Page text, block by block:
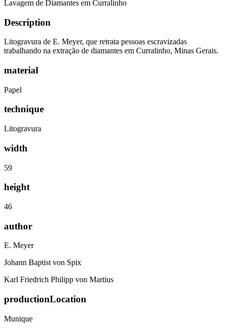
Lavagem de Diamantes em Curralinho
Description
Litogravura de E. Meyer, que retrata pessoas escravizadas
trabalhando na extração de diamantes em Curralinho, Minas Gerais.
material
Papel
technique
Litogravura
width
59
height
46
author
E. Meyer
Johann Baptist von Spix
Karl Friedrich Philipp von Martius
productionLocation
Munique